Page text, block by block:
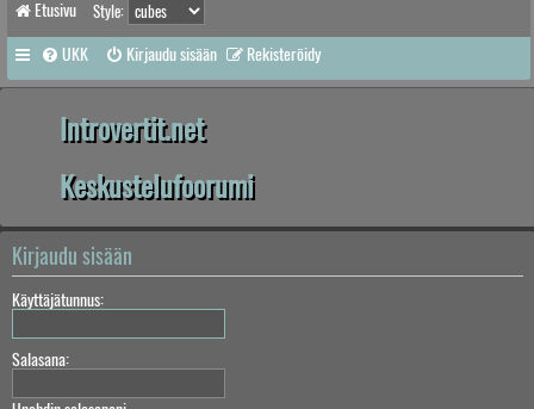
Etusivu Style:
UKK Kirjaudu sisään Rekisteröidy
Introvertit.net
Keskustelufoorumi
Kirjaudu sisään
Käyttäjätunnus:
Salasana: